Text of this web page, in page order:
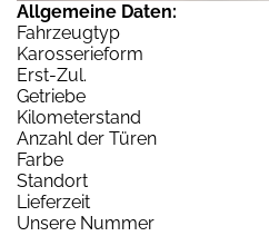
Allgemeine Daten:
Fahrzeugtyp
Karosserieform
Erst-Zul.
Getriebe
Kilometerstand
Anzahl der Türen
Farbe
Standort
Lieferzeit
Unsere Nummer